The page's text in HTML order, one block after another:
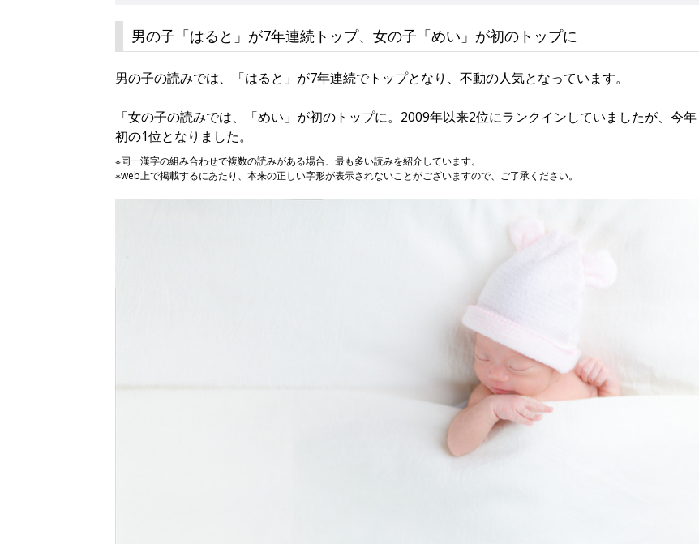
男の子「はると」が7年連続トップ、女の子「めい」が初のトップに
男の子の読みでは、「はると」が7年連続でトップとなり、不動の人気となっています。
「女の子の読みでは、「めい」が初のトップに。2009年以来2位にランクインしていましたが、今年
初の1位となりました。
※同一漢字の組み合わせで複数の読みがある場合、最も多い読みを紹介しています。
※web上で掲載するにあたり、本来の正しい字形が表示されないことがございますので、ご了承ください。